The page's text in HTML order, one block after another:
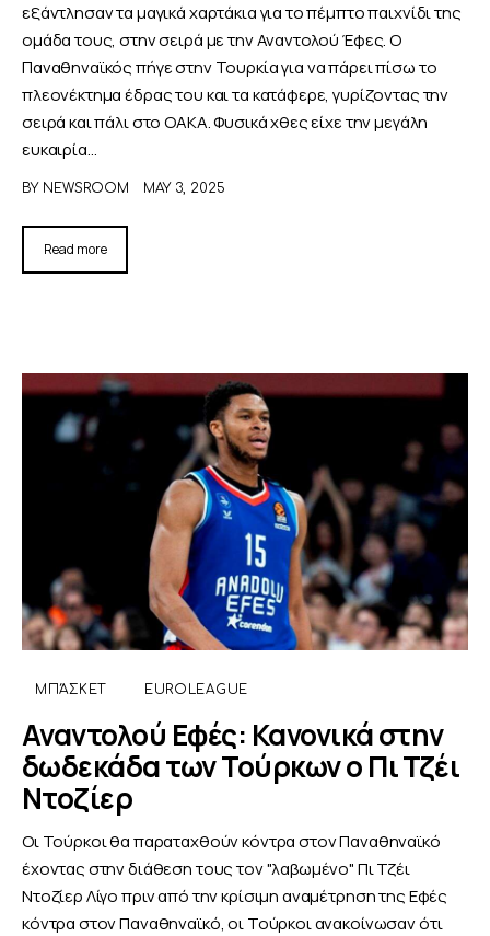
εξάντλησαν τα μαγικά χαρτάκια για το πέμπτο παιχνίδι της
ομάδα τους, στην σειρά με την Αναντολού Έφες. Ο
Παναθηναϊκός πήγε στην Τουρκία για να πάρει πίσω το
πλεονέκτημα έδρας του και τα κατάφερε, γυρίζοντας την
σειρά και πάλι στο ΟΑΚΑ. Φυσικά χθες είχε την μεγάλη
ευκαιρία…
BY NEWSROOM MAY 3, 2025
Read more
ΜΠΆΣΚΕΤ EUROLEAGUE
Αναντολού Εφές: Κανονικά στην
δωδεκάδα των Τούρκων ο Πι Τζέι
Ντοζίερ
Οι Τούρκοι θα παραταχθούν κόντρα στον Παναθηναϊκό
έχοντας στην διάθεση τους τον "λαβωμένο" Πι Τζέι
Ντοζίερ Λίγο πριν από την κρίσιμη αναμέτρηση της Εφές
κόντρα στον Παναθηναϊκό, οι Τούρκοι ανακοίνωσαν ότι